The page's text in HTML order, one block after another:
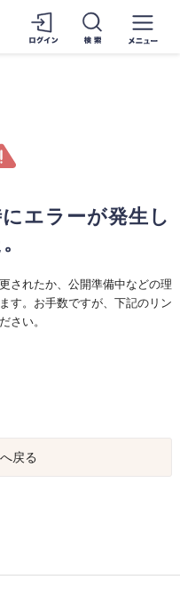
エラーが発生し
されたか、公開準備中などの理
す。お手数ですが、下記のリン
さい。
戻る